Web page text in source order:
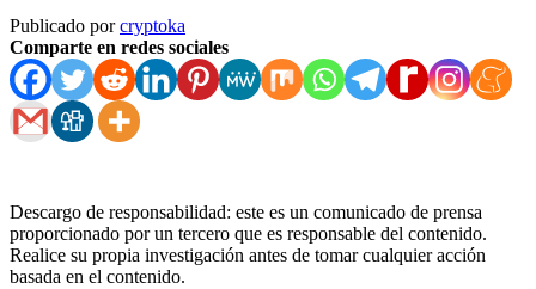
Publicado porcryptoka
Comparte en redes sociales
Descargo de responsabilidad: este es un comunicado de prensa
proporcionado por un tercero que es responsable del contenido.
Realice su propia investigación antes de tomar cualquier acción
basada en el contenido.